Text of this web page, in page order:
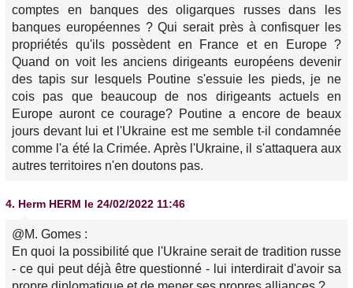
comptes en banques des oligarques russes dans les
banques européennes ? Qui serait près à confisquer les
propriétés qu'ils possèdent en France et en Europe ?
Quand on voit les anciens dirigeants européens devenir
des tapis sur lesquels Poutine s'essuie les pieds, je ne
cois pas que beaucoup de nos dirigeants actuels en
Europe auront ce courage? Poutine a encore de beaux
jours devant lui et l'Ukraine est me semble t-il condamnée
comme l'a été la Crimée. Après l'Ukraine, il s'attaquera aux
autres territoires n'en doutons pas.
4. Herm HERM le 24/02/2022 11:46
@M. Gomes :
En quoi la possibilité que l'Ukraine serait de tradition russe
- ce qui peut déjà être questionné - lui interdirait d'avoir sa